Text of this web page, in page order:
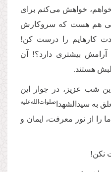
خواهش مى‌‌كنم براى
هم هست که سروکارش
كارهایم را درست كن!
بیشترى دارد؟! آن
هستند.
شب عزیز، در جوار این
به سیدالشهدا صلوات‌‌الله‌‌علیه
از نور معرفت، ایمان و
نكن!